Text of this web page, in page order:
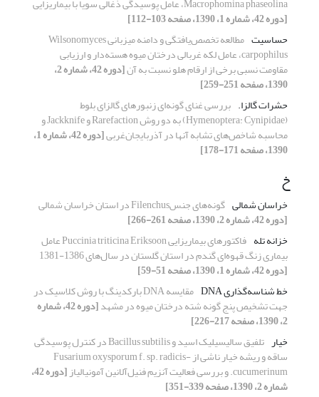
[دوره 42، شماره 1، 1390، صفحه 103-112]
حساسیت
مطالعه تخصص‌یافتگی و دامنه میزبانی Wilsonomyces
carpophilus، عامل لکه غربالی درختان میوه هسته‌دار و ارزیابی
مقاومت نسبی برخی از ارقام هلو نسبت به آن [دوره 42، شماره 2،
1390، صفحه 251-259]
حشرات گالزا. بررسی غنای گونه‌ای زنبورهای گالزای بلوط
(Hymenoptera: Cynipidae) به دو روش Rarefaction و Jackknife و
محاسبه شاخص‌های تشابه آنها در آذربایجان‌غربی [دوره 42، شماره 1،
1390، صفحه 171-178]
خ
خراسان شمالی گونه‌های جنسFilenchus در استان خراسان شمالی
[دوره 42، شماره 2، 1390، صفحه 261-266]
خزانه تله
فاکتورهای بیماریزایی Puccinia triticina Eriksoon عامل
بیماری زنگ قهوه‌ای گندم در استان گلستان در سال‌های 1386-1381
[دوره 42، شماره 1، 1390، صفحه 51-59]
خط شناسه‌گذاری DNA
مقایسه DNA بارکدینگ با روش کلاسیک در
جهت تشخیص پنج گونه شته درختان میوه در مشهد [دوره 42، شماره
2، 1390، صفحه 217-226]
خیار
تلفیق سالیسیلیک اسید و Bacillus subtilis در کنترل پوسیدگی
ساقه و ریشه خیار ناشی از Fusarium oxysporum f. sp. radicis-
cucumerinum. و بررسی فعالیت آنزیم فنیل‌آلانین آمونیالیاز [دوره 42،
شماره 2، 1390، صفحه 339-351]